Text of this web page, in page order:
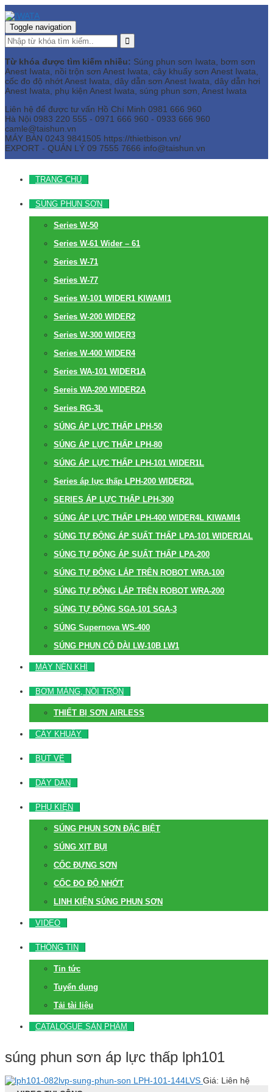
Toggle navigation
Từ khóa được tìm kiếm nhiều: Súng phun sơn Iwata, bơm sơn
Anest Iwata, nồi trộn sơn Anest Iwata, cây khuấy sơn Anest Iwata,
cốc đo độ nhớt Anest Iwata, dây dẫn sơn Anest Iwata, dây dẫn hơi
Anest Iwata, phụ kiện Anest Iwata, súng phun sơn, Anest Iwata
Liên hệ để được tư vấn Hồ Chí Minh 0981 666 960
Hà Nội 0983 220 555 - 0971 666 960 - 0933 666 960
camle@taishun.vn
MÁY BÀN 0243 9841505 https://thietbison.vn/
EXPORT - QUẢN LÝ 09 7555 7666 info@taishun.vn
TRANG CHỦ
SÚNG PHUN SƠN
Series W-50
Series W-61 Wider – 61
Series W-71
Series W-77
Series W-101 WIDER1 KIWAMI1
Series W-200 WIDER2
Series W-300 WIDER3
Series W-400 WIDER4
Series WA-101 WIDER1A
Sereis WA-200 WIDER2A
Series RG-3L
SÚNG ÁP LỰC THẤP LPH-50
SÚNG ÁP LỰC THẤP LPH-80
SÚNG ÁP LỰC THẤP LPH-101 WIDER1L
Series áp lực thấp LPH-200 WIDER2L
SERIES ÁP LỰC THẤP LPH-300
SÚNG ÁP LỰC THẤP LPH-400 WIDER4L KIWAMI4
SÚNG TỰ ĐỘNG ÁP SUẤT THẤP LPA-101 WIDER1AL
SÚNG TỰ ĐỘNG ÁP SUẤT THẤP LPA-200
SÚNG TỰ ĐỘNG LẮP TRÊN ROBOT WRA-100
SÚNG TỰ ĐỘNG LẮP TRÊN ROBOT WRA-200
SÚNG TỰ ĐỘNG SGA-101 SGA-3
SÚNG Supernova WS-400
SÚNG PHUN CỔ DÀI LW-10B LW1
MÁY NÉN KHÍ
BƠM MÀNG, NỒI TRỘN
THIẾT BỊ SƠN AIRLESS
CÂY KHUẤY
BÚT VẼ
DÂY DẪN
PHỤ KIỆN
SÚNG PHUN SƠN ĐẶC BIỆT
SÚNG XỊT BỤI
CỐC ĐỰNG SƠN
CỐC ĐO ĐỘ NHỚT
LINH KIỆN SÚNG PHUN SƠN
VIDEO
THÔNG TIN
Tin tức
Tuyển dụng
Tải tài liệu
CATALOGUE SẢN PHẨM
súng phun sơn áp lực thấp lph101
LPH-101-144LVS Giá: Liên hệ